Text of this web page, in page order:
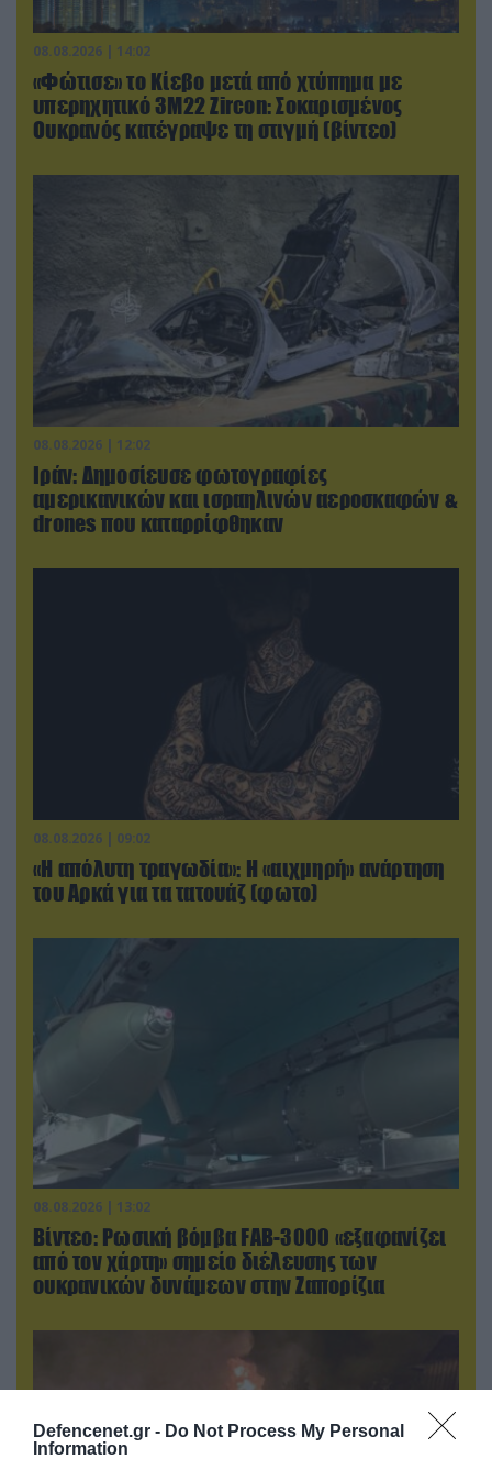
Defencenet.gr - Do Not Process My Personal
Information
08.08.2026 | 14:02
«Φώτισε» το Κίεβο μετά από χτύπημα με
υπερηχητικό 3M22 Zircon: Σοκαρισμένος
Ουκρανός κατέγραψε τη στιγμή (βίντεο)
08.08.2026 | 12:02
Ιράν: Δημοσίευσε φωτογραφίες
αμερικανικών και ισραηλινών αεροσκαφών &
drones που καταρρίφθηκαν
08.08.2026 | 09:02
«Η απόλυτη τραγωδία»: Η «αιχμηρή» ανάρτηση
του Αρκά για τα τατουάζ (φωτο)
08.08.2026 | 13:02
Βίντεο: Ρωσική βόμβα FAB-3000 «εξαφανίζει
από τον χάρτη» σημείο διέλευσης των
ουκρανικών δυνάμεων στην Ζαπορίζια